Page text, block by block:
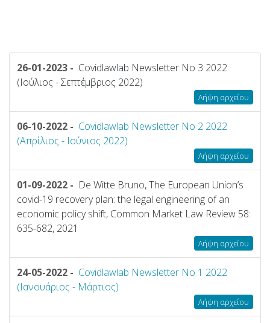
26-01-2023 - Covidlawlab Newsletter No 3 2022
(Ιούλιος - Σεπτέμβριος 2022)
Λήψη αρχείου
06-10-2022 - Covidlawlab Newsletter No 2 2022
(Απρίλιος - Ιούνιος 2022)
Λήψη αρχείου
01-09-2022 - De Witte Bruno, Τhe European Union’s
covid-19 recovery plan: the legal engineering of an
economic policy shift, Common Market Law Review 58:
635-682, 2021
Λήψη αρχείου
24-05-2022 - Covidlawlab Newsletter No 1 2022
(Ιανουάριος - Μάρτιος)
Λήψη αρχείου